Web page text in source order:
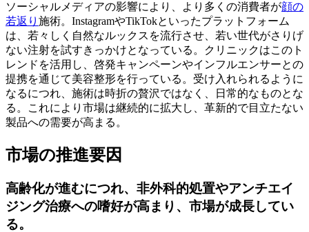
ソーシャルメディアの影響により、より多くの消費者が顔の
若返り 施術。InstagramやTikTokといったプラットフォーム
は、若々しく自然なルックスを流行させ、若い世代がさりげ
ない注射を試すきっかけとなっている。クリニックはこのト
レンドを活用し、啓発キャンペーンやインフルエンサーとの
提携を通じて美容整形を行っている。受け入れられるように
なるにつれ、施術は時折の贅沢ではなく、日常的なものとな
る。これにより市場は継続的に拡大し、革新的で目立たない
製品への需要が高まる。
市場の推進要因
高齢化が進むにつれ、非外科的処置やアンチエイ
ジング治療への嗜好が高まり、市場が成長してい
る。